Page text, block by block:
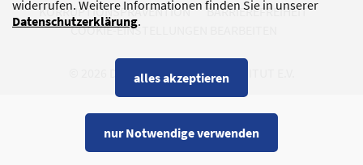
widerrufen. Weitere Informationen finden Sie in unserer
Datenschutzerklärung.
alles akzeptieren
nur Notwendige verwenden
KORRUPTIONSPRÄVENTION
BARRIEREFREIHEIT
COOKIE-EINSTELLUNGEN BEARBEITEN
© 2026 DEUTSCHES JUGENDINSTITUT E.V.